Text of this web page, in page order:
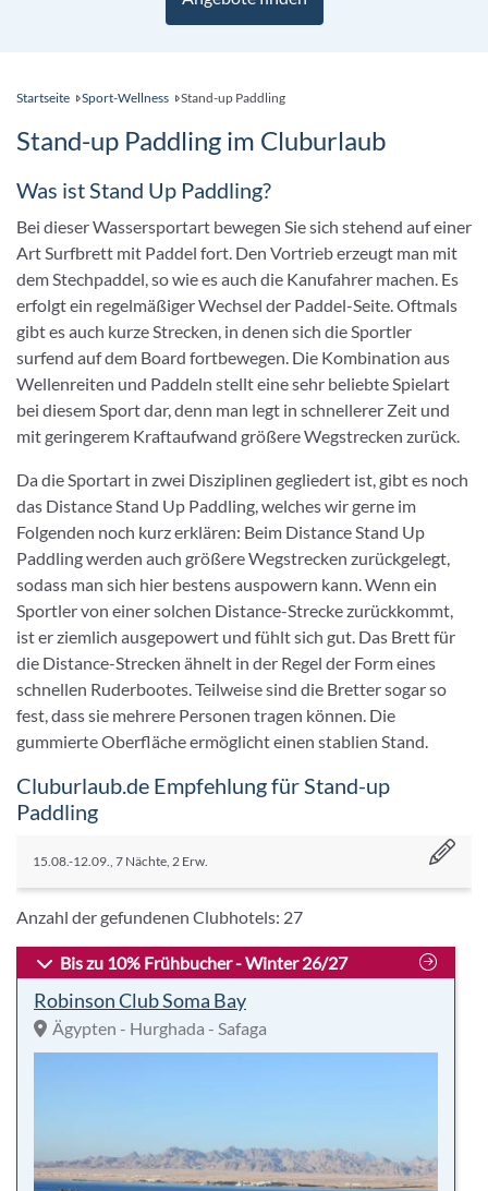
Was ist Stand Up Paddling?
dem Stechpaddel, so wie es auch die Kanufahrer machen. Es
erfolgt ein regelmäßiger Wechsel der Paddel-Seite. Oftmals
gibt es auch kurze Strecken, in denen sich die Sportler
surfend auf dem Board fortbewegen. Die Kombination aus
Wellenreiten und Paddeln stellt eine sehr beliebte Spielart
bei diesem Sport dar, denn man legt in schnellerer Zeit und
mit geringerem Kraftaufwand größere Wegstrecken zurück.
Da die Sportart in zwei Disziplinen gegliedert ist, gibt es noch
das Distance Stand Up Paddling, welches wir gerne im
Folgenden noch kurz erklären: Beim Distance Stand Up
Paddling werden auch größere Wegstrecken zurückgelegt,
sodass man sich hier bestens auspowern kann. Wenn ein
Sportler von einer solchen Distance-Strecke zurückkommt,
die Distance-Strecken ähnelt in der Regel der Form eines
schnellen Ruderbootes. Teilweise sind die Bretter sogar so
fest, dass sie mehrere Personen tragen können. Die
gummierte Oberfläche ermöglicht einen stablien Stand.
Cluburlaub.de Empfehlung für Stand-up
Paddling
15.08.-12.09., 7 Nächte, 2 Erw.
Anzahl der gefundenen Clubhotels:27
Bis zu 10% Frühbucher - Winter 26/27
Robinson Club Soma Bay
Ägypten - Hurghada - Safaga
Premium
Club
93%
Empfehlung
Für
Alle